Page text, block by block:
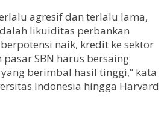
agresif dan terlalu lama,
likuiditas perbankan
naik, kredit ke sektor
SBN harus bersaing
berimbal hasil tinggi,” kata
Indonesia hingga Harvard